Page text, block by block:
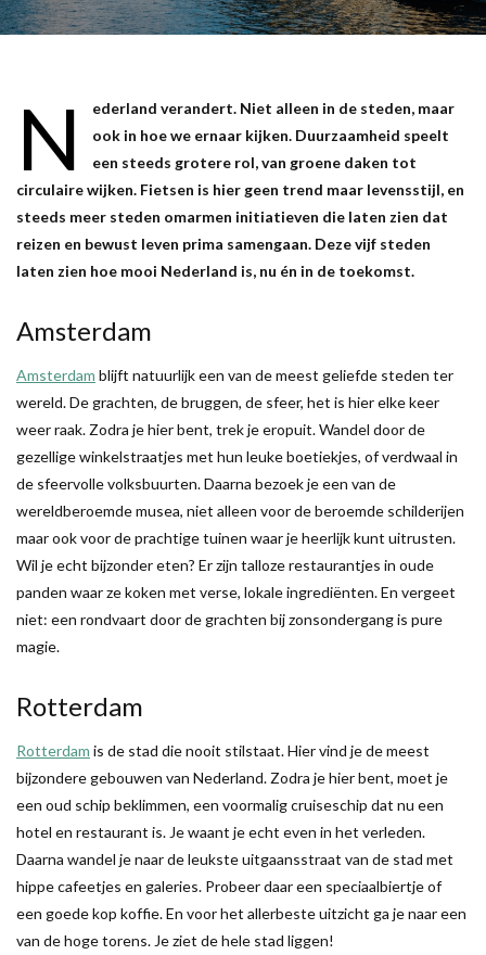
N
ederland verandert. Niet alleen in de steden, maar
ook in hoe we ernaar kijken. Duurzaamheid speelt
een steeds grotere rol, van groene daken tot
circulaire wijken. Fietsen is hier geen trend maar levensstijl, en
steeds meer steden omarmen initiatieven die laten zien dat
reizen en bewust leven prima samengaan. Deze vijf steden
laten zien hoe mooi Nederland is, nu én in de toekomst.
Amsterdam
Amsterdam blijft natuurlijk een van de meest geliefde steden ter
wereld. De grachten, de bruggen, de sfeer, het is hier elke keer
weer raak. Zodra je hier bent, trek je eropuit. Wandel door de
gezellige winkelstraatjes met hun leuke boetiekjes, of verdwaal in
de sfeervolle volksbuurten. Daarna bezoek je een van de
wereldberoemde musea, niet alleen voor de beroemde schilderijen
maar ook voor de prachtige tuinen waar je heerlijk kunt uitrusten.
Wil je echt bijzonder eten? Er zijn talloze restaurantjes in oude
panden waar ze koken met verse, lokale ingrediënten. En vergeet
niet: een rondvaart door de grachten bij zonsondergang is pure
magie.
Rotterdam
Rotterdam is de stad die nooit stilstaat. Hier vind je de meest
bijzondere gebouwen van Nederland. Zodra je hier bent, moet je
een oud schip beklimmen, een voormalig cruiseschip dat nu een
hotel en restaurant is. Je waant je echt even in het verleden.
Daarna wandel je naar de leukste uitgaansstraat van de stad met
hippe cafeetjes en galeries. Probeer daar een speciaalbiertje of
een goede kop koffie. En voor het allerbeste uitzicht ga je naar een
van de hoge torens. Je ziet de hele stad liggen!